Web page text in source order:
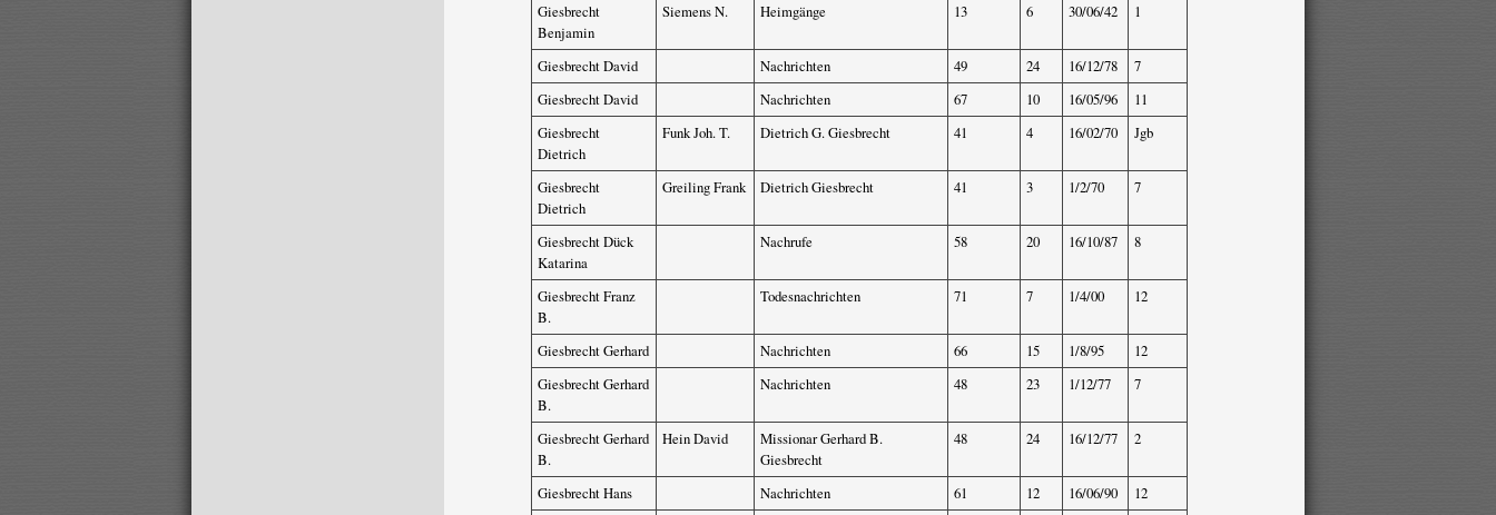
Giesbrecht
Benjamin
Siemens N. Heimgänge 13 6 30/06/42 1
Giesbrecht David Nachrichten 49 24 16/12/78
7
Giesbrecht David
Nachrichten 67 10 16/05/96
11
Giesbrecht
Dietrich
Funk Joh. T. Dietrich G. Giesbrecht 41 4 16/02/70 Jgb
Giesbrecht
Dietrich
Greiling Frank Dietrich Giesbrecht 41 3 1/2/70 7
Giesbrecht Dück
Katarina
Nachrufe 58 20 16/10/87 8
Giesbrecht Franz
B.
Todesnachrichten 71 7 1/4/00 12
Giesbrecht Gerhard Nachrichten 66 15 1/8/95
12
Giesbrecht Gerhard
B.
Nachrichten 48 23 1/12/77 7
Giesbrecht Gerhard
B.
Hein David
Missionar Gerhard B.
Giesbrecht
48 24 16/12/77 2
Giesbrecht Hans Nachrichten 61 12 16/06/90
12